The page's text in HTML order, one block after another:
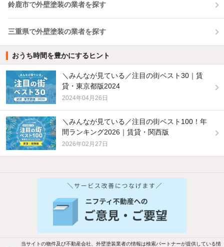
鈴鹿市で外壁塗装の業者を探す
三重県で外壁塗装の業者を探す
おうち時間を豊かにするヒント
＼みんなが見ている／注目の街ベスト30｜賃
貸・東京都版2024
2024年04月26日
＼みんなが見ている／注目の街ベスト100！年
間ランキング2026｜賃貸・関西版
2026年02月27日
他の人はこんな条件で絞り込んでいます！
バス・トイレ別 2階以上
駐車場あり ペット相談
新着物件メール通知
ご希望の条件の物件が見つかり次第、メ
当サイトの物件及び不動産会社、外壁塗装業者の情報は検索パートナーが提供している情